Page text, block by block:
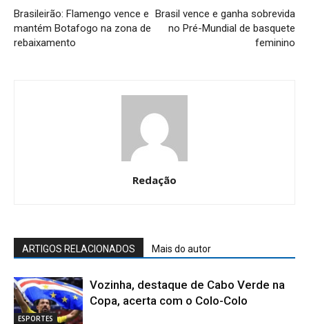
Brasileirão: Flamengo vence e
mantém Botafogo na zona de
rebaixamento
Brasil vence e ganha sobrevida
no Pré-Mundial de basquete
feminino
Redação
ARTIGOS RELACIONADOS Mais do autor
ESPORTES
Vozinha, destaque de Cabo Verde na
Copa, acerta com o Colo-Colo